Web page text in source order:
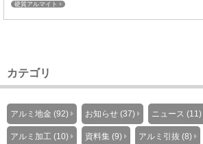
硬質アルマイト
カテゴリ
アルミ地金 (92) お知らせ (37) ニュース (11)
アルミ加工 (10) 資料集 (9) アルミ引抜 (8)